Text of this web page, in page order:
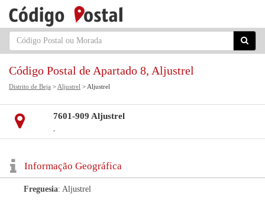
Código Postal de Apartado 8, Aljustrel
Distrito de Beja > Aljustrel > Aljustrel
7601-909 Aljustrel
,
Informação Geográfica
Freguesia: Aljustrel